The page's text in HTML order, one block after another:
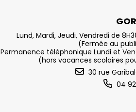
Lund, Mardi, Jeudi, Vendredi de
(Fermée au
Permanence téléphonique Lundi et
(hors vacances scolaires
30 rue
04